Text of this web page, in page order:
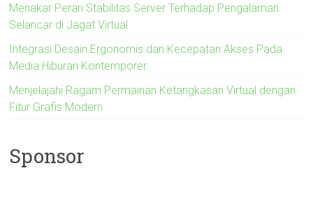
Menakar Peran Stabilitas Server Terhadap Pengalaman
Selancar di Jagat Virtual
Integrasi Desain Ergonomis dan Kecepatan Akses Pada
Media Hiburan Kontemporer
Menjelajahi Ragam Permainan Ketangkasan Virtual dengan
Fitur Grafis Modern
Sponsor